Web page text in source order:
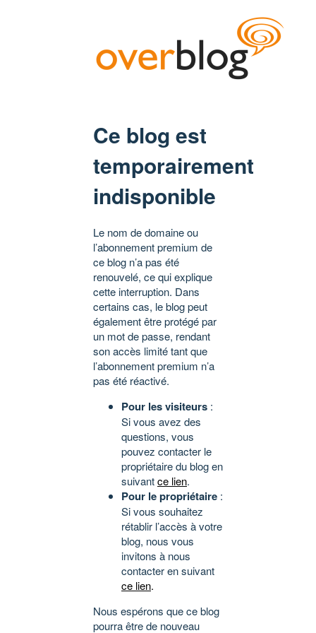
Ce blog est
temporairement
indisponible
Le nom de domaine ou
l’abonnement premium de
ce blog n’a pas été
renouvelé, ce qui explique
cette interruption. Dans
certains cas, le blog peut
également être protégé par
un mot de passe, rendant
son accès limité tant que
l’abonnement premium n’a
pas été réactivé.
Pour les visiteurs :
Si vous avez des
questions, vous
pouvez contacter le
propriétaire du blog en
suivantce lien.
Pour le propriétaire :
Si vous souhaitez
rétablir l’accès à votre
blog, nous vous
invitons à nous
contacter en suivant
ce lien.
Nous espérons que ce blog
pourra être de nouveau